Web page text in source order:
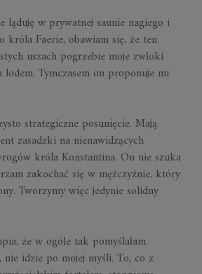
ląduję w prywatnej saunie nagiego i
króla Faerie, obawiam się, że ten
uszach pogrzebie moje zwłoki
Tymczasem on proponuje mi
strategiczne posunięcie. Mają
zasadzki na nienawidzących
króla Konstantina. On nie szuka
zakochać się w mężczyźnie, który
Tworzymy więc jedynie solidny
że w ogóle tak pomyślałam.
idzie po mojej myśli. To, co z